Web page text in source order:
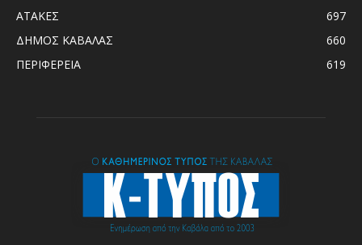
ΑΤΑΚΕΣ
697
ΔΗΜΟΣ ΚΑΒΑΛΑΣ
660
ΠΕΡΙΦΕΡΕΙΑ
619